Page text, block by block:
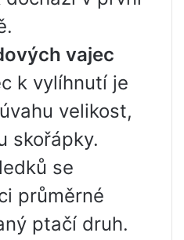
vajec
k vylíhnutí je
velikost,
skořápky.
se
průměrné
ptačí druh.